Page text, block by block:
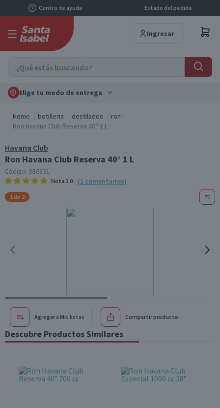
Centro de ayuda Estado del pedido
Ingresar
Elige tu modo de entrega
Home botilleria destilados
ron
Ron Havana Club Reserva 40° 1 L
Havana Club
Ron Havana Club Reserva 40° 1 L
Código: 986831
Nota 5.0 (1 comentarios)
1 de 2
Agregar a Mis listas Compartir producto
Descubre Productos Similares